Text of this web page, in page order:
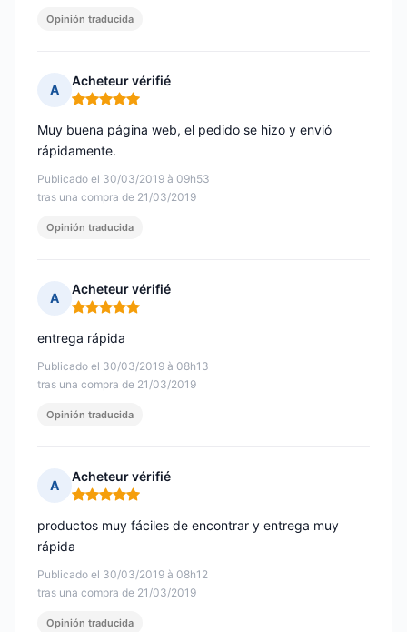
Opinión traducida
A
Acheteur vérifié
Nota: 5 de 5
Publicado el 30/03/2019 à 09h53
tras una compra de 21/03/2019
Muy buena página web, el pedido se hizo y envió
rápidamente.
Opinión traducida
A
Acheteur vérifié
Nota: 5 de 5
Publicado el 30/03/2019 à 08h13
tras una compra de 21/03/2019
entrega rápida
Opinión traducida
A
Acheteur vérifié
Nota: 5 de 5
Publicado el 30/03/2019 à 08h12
tras una compra de 21/03/2019
productos muy fáciles de encontrar y entrega muy
rápida
Opinión traducida